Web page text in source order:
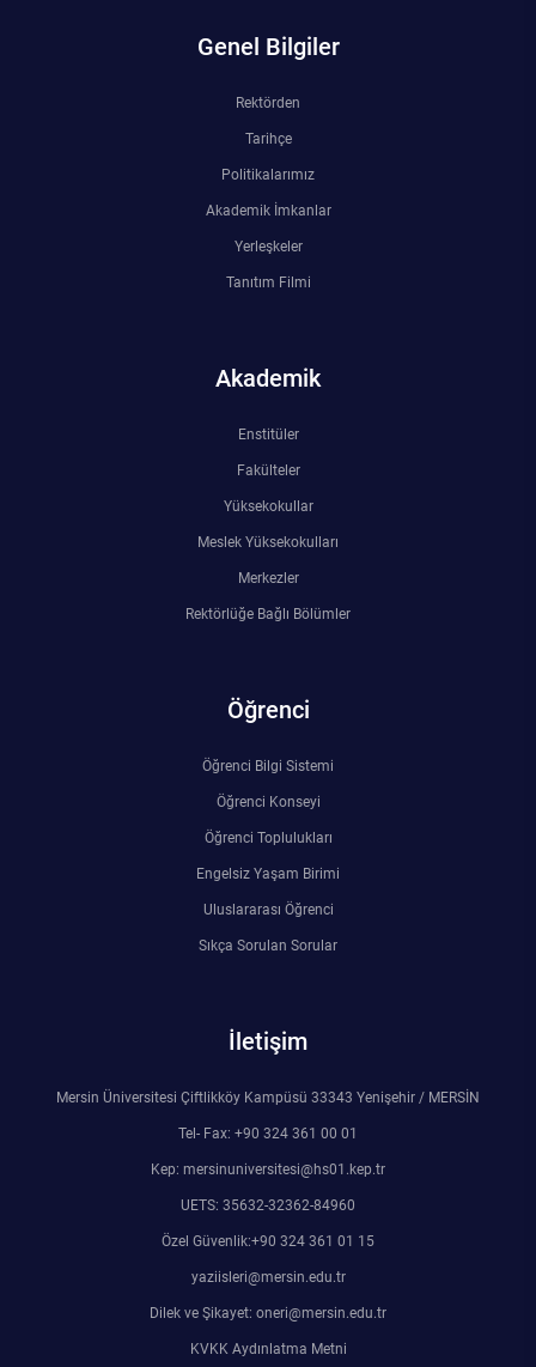
Genel Bilgiler
Rektörden
Tarihçe
Politikalarımız
Akademik İmkanlar
Yerleşkeler
Tanıtım Filmi
Akademik
Enstitüler
Fakülteler
Yüksekokullar
Meslek Yüksekokulları
Merkezler
Rektörlüğe Bağlı Bölümler
Öğrenci
Öğrenci Bilgi Sistemi
Öğrenci Konseyi
Öğrenci Toplulukları
Engelsiz Yaşam Birimi
Uluslararası Öğrenci
Sıkça Sorulan Sorular
İletişim
Mersin Üniversitesi Çiftlikköy Kampüsü 33343 Yenişehir / MERSİN
Tel- Fax: +90 324 361 00 01
Kep: mersinuniversitesi@hs01.kep.tr
UETS: 35632-32362-84960
Özel Güvenlik:+90 324 361 01 15
yaziisleri@mersin.edu.tr
Dilek ve Şikayet: oneri@mersin.edu.tr
KVKK Aydınlatma Metni